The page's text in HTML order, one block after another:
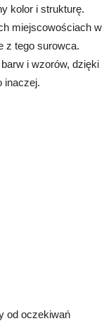
kolor i strukturę.
miejscowościach w
z tego surowca.
i wzorów, dzięki
inaczej.
od oczekiwań